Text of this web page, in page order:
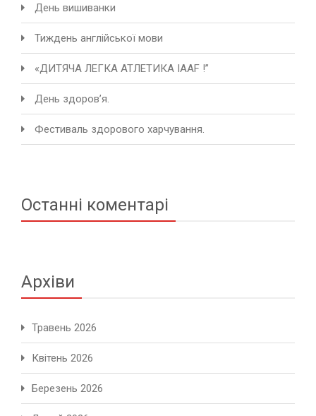
День вишиванки
Тиждень англійської мови
«ДИТЯЧА ЛЕГКА АТЛЕТИКА IAAF !”
День здоров’я.
Фестиваль здорового харчування.
Останні коментарі
Архіви
Травень 2026
Квітень 2026
Березень 2026